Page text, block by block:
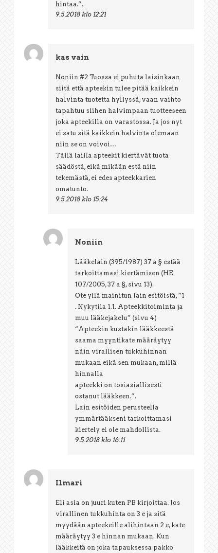
hintaa.”.
9.5.2018 klo 12:21
kas vain
Noniin #2 Tuossa ei puhuta laisinkaan
siitä että apteekin tulee pitää kaikkein
halvinta tuotetta hyllyssä, vaan vaihto
tapahtuu siihen halvimpaan tuotteeseen
joka apteekilla on varastossa. Ja jos nyt
ei satu sitä kaikkein halvinta olemaan
niin se on voivoi…
Tällä lailla apteekit kiertävät tuota
säädöstä, eikä mikään estä niin
tekemästä, ei edes apteekkarien
omatunto.
9.5.2018 klo 15:24
Noniin
Lääkelain (395/1987) 37 a § estää
tarkoittamasi kiertämisen (HE
107/2005, 37 a §, sivu 13).
Ote yllä mainitun lain esitöistä, “1
. Nykytila 1.1. Apteekkitoiminta ja
muu lääkejakelu” (sivu 4)
“Apteekin kustakin lääkkeestä
saama myyntikate määräytyy
näin virallisen tukkuhinnan
mukaan eikä sen mukaan, millä
hinnalla
apteekki on tosiasiallisesti
ostanut lääkkeen.”.
Lain esitöiden perusteella
ymmärtääkseni tarkoittamasi
kiertely ei ole mahdollista.
9.5.2018 klo 16:11
Ilmari
Eli asia on juuri kuten PB kirjoittaa. Jos
virallinen tukkuhinta on 3 e ja sitä
myydään apteekeille alihintaan 2 e, kate
määräytyy 3 e hinnan mukaan. Kun
lääkkeitä on joka tapauksessa pakko